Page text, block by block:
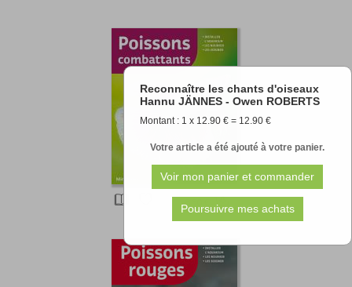
Reconnaître les chants d'oiseaux
Hannu JÄNNES - Owen ROBERTS
Montant : 1 x 12.90 € = 12.90 €
Votre article a été ajouté à votre panier.